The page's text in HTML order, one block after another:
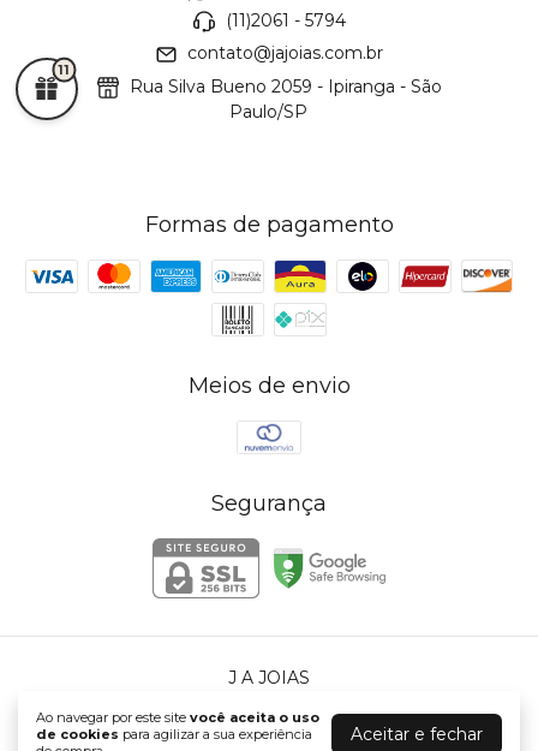
Ao navegar por este site você aceita o uso
de cookies para agilizar a sua experiência
Aceitar e fechar
(11)2061 - 5794
contato@jajoias.com.br
Rua Silva Bueno 2059 - Ipiranga - São
Paulo/SP
Formas de pagamento
Meios de envio
Segurança
J A JOIAS
11